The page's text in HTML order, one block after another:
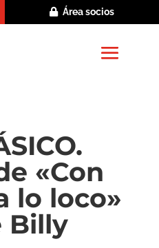
Área socios
«Con
lo loco»
Billy